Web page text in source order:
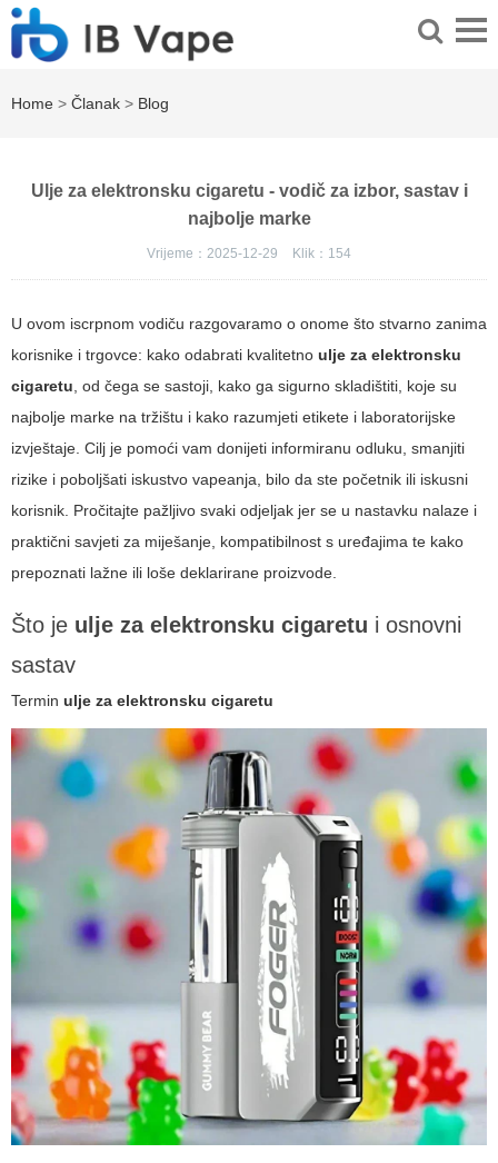
Home > Članak > Blog
Ulje za elektronsku cigaretu - vodič za izbor, sastav i
najbolje marke
Vrijeme：2025-12-29 Klik： 154
U ovom iscrpnom vodiču razgovaramo o onome što stvarno zanima
korisnike i trgovce: kako odabrati kvalitetno ulje za elektronsku
cigaretu, od čega se sastoji, kako ga sigurno skladištiti, koje su
najbolje marke na tržištu i kako razumjeti etikete i laboratorijske
izvještaje. Cilj je pomoći vam donijeti informiranu odluku, smanjiti
rizike i poboljšati iskustvo vapeanja, bilo da ste početnik ili iskusni
korisnik. Pročitajte pažljivo svaki odjeljak jer se u nastavku nalaze i
praktični savjeti za miješanje, kompatibilnost s uređajima te kako
prepoznati lažne ili loše deklarirane proizvode.
Što je ulje za elektronsku cigaretu i osnovni
sastav
Termin ulje za elektronsku cigaretu